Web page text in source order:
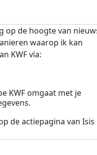
op de hoogte van
waarop ik kan
KWF via:
KWF omgaat met je
de actiepagina van